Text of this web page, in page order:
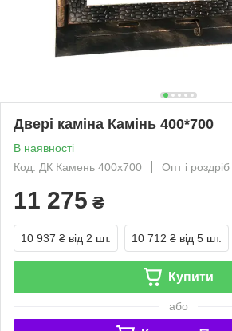
Двері каміна Камінь 400*700
В наявності
Код: ДК Камень 400х700
Опт і роздріб
11 275 ₴
10 937 ₴ від 2 шт. 10 712 ₴ від 5 шт.
Купити
або